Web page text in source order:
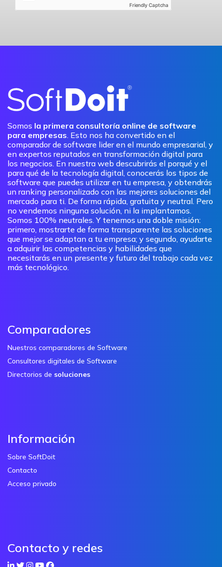
Friendly Captcha
Somos la primera consultoría online de software
para empresas. Esto nos ha convertido en el
comparador de software lider en el mundo empresarial, y
en expertos reputados en transformación digital para
los negocios. En nuestra web descubrirás el porqué y el
para qué de la tecnología digital, conocerás los tipos de
software que puedes utilizar en tu empresa, y obtendrás
un ranking personalizado con las mejores soluciones del
mercado para ti. De forma rápida, gratuita y neutral. Pero
no vendemos ninguna solución, ni la implantamos.
Somos 100% neutrales. Y tenemos una doble misión:
primero, mostrarte de forma transparente las soluciones
que mejor se adaptan a tu empresa; y segundo, ayudarte
a adquirir las competencias y habilidades que
necesitarás en un presente y futuro del trabajo cada vez
más tecnológico.
Comparadores
Nuestros comparadores de Software
Consultores digitales de Software
Directorios de soluciones
Información
Sobre SoftDoit
Contacto
Acceso privado
Contacto y redes